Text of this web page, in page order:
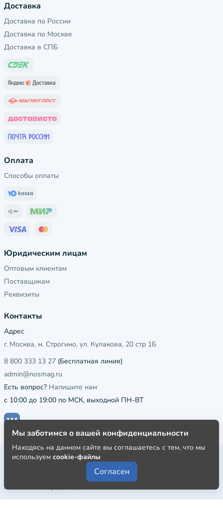
Доставка
Доставка по России
Доставка по Москве
Доставка в СПБ
Оплата
Способы оплаты
Юридическим лицам
Оптовым клиентам
Поставщикам
Реквизиты
Контакты
Адрес
г. Москва, м. Строгино, ул. Кулакова, 20 стр 1Б
8 800 333 13 27 (Бесплатная линия)
admin@nosmag.ru
Есть вопрос? Напишите нам
с 10:00 до 19:00 по МСК, выходной ПН-ВТ
Публичная оферта
Пользовательское соглашение
Политика конфиденциальности
Мы заботимся о вашей конфиденциальности
Находясь на данном сайте вы соглашаетесь с тем, что мы
используем cookie-файлы
Согласен